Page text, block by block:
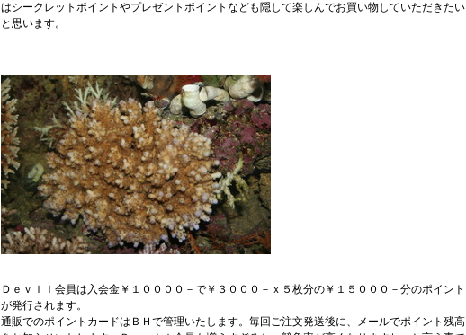
はシークレットポイントやプレゼントポイントなども隠して楽しんでお買い物していただきたい
と思います。
Ｄｅｖｉｌ会員は入会金￥１００００－で￥３０００－ｘ５枚分の￥１５０００－分のポイント
が発行されます。
通販でのポイントカードはＢＨで管理いたします。毎回ご注文発送後に、メールでポイント残高